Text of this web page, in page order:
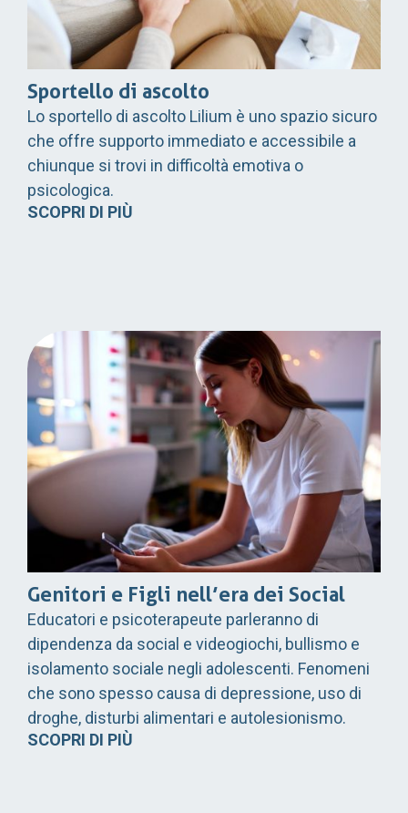
Sportello di ascolto
Lo sportello di ascolto Lilium è uno spazio sicuro
che offre supporto immediato e accessibile a
chiunque si trovi in difficoltà emotiva o
psicologica.
SCOPRI DI PIÙ
Genitori e Figli nell’era dei Social
Educatori e psicoterapeute parleranno di
dipendenza da social e videogiochi, bullismo e
isolamento sociale negli adolescenti. Fenomeni
che sono spesso causa di depressione, uso di
droghe, disturbi alimentari e autolesionismo.
SCOPRI DI PIÙ